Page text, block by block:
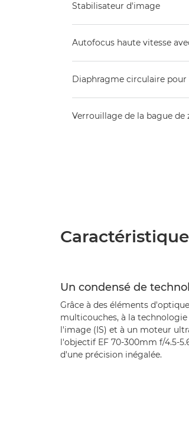
Stabilisateur d'image
Autofocus haute vitesse
Diaphragme circulaire
Verrouillage de la bague de
Un condensé de
Grâce à des éléments
multicouches, à la
l'image (IS) et à un moteur
l'objectif EF 70-300mm f/4.5-
d'une précision inégalée.